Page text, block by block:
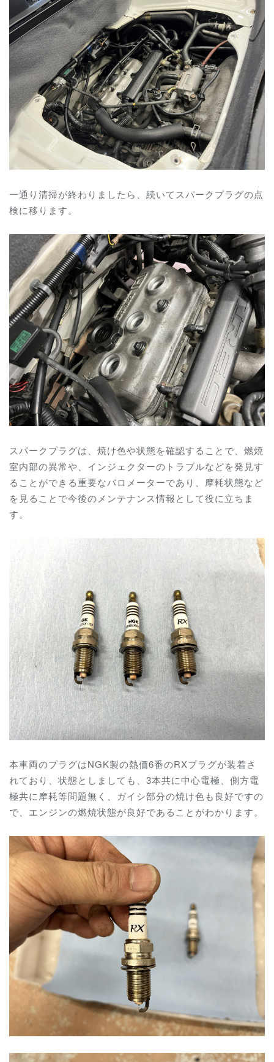
一通り清掃が終わりましたら、続いてスパークプラグの点
検に移ります。
スパークプラグは、焼け色や状態を確認することで、燃焼
室内部の異常や、インジェクターのトラブルなどを発見す
ることができる重要なバロメーターであり、摩耗状態など
を見ることで今後のメンテナンス情報として役に立ちま
す。
本車両のプラグはNGK製の熱価6番のRXプラグが装着さ
れており、状態としましても、3本共に中心電極、側方電
極共に摩耗等問題無く、ガイシ部分の焼け色も良好ですの
で、エンジンの燃焼状態が良好であることがわかります。